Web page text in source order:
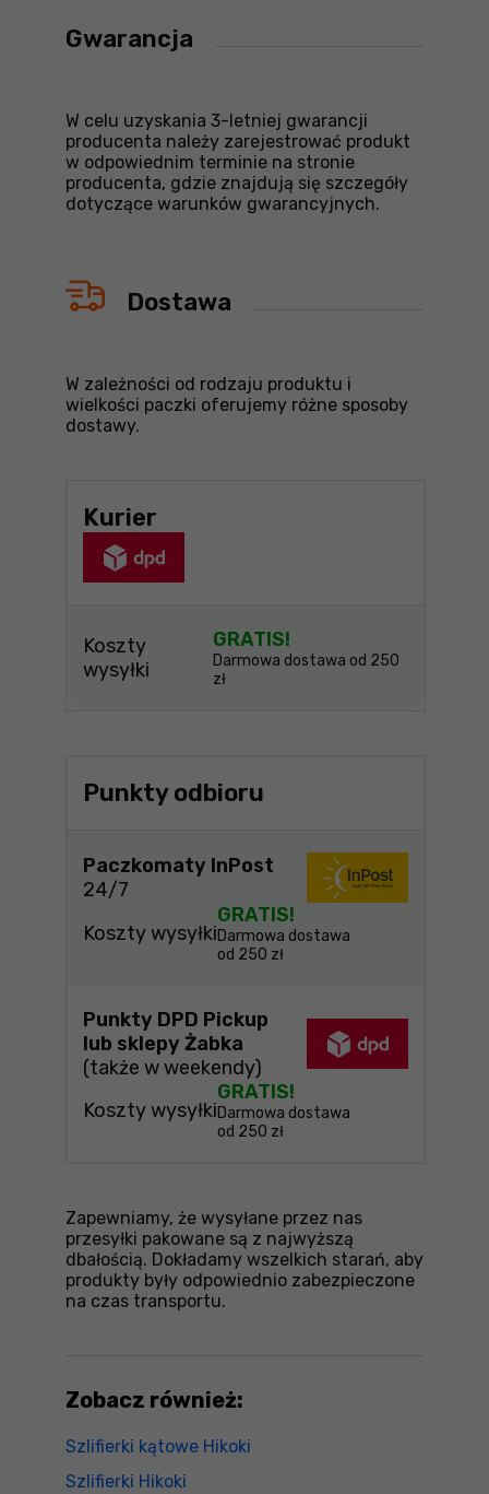
Gwarancja
W celu uzyskania 3-letniej gwarancji
producenta należy zarejestrować produkt
w odpowiednim terminie na stronie
producenta, gdzie znajdują się szczegóły
dotyczące warunków gwarancyjnych.
Dostawa
W zależności od rodzaju produktu i
wielkości paczki oferujemy różne sposoby
dostawy.
Kurier
Koszty
wysyłki
GRATIS!
Darmowa dostawa od 250
zł
Punkty odbioru
Paczkomaty InPost
24/7
Koszty wysyłki
GRATIS!
Darmowa dostawa
od 250 zł
Punkty DPD Pickup
lub sklepy Żabka
(także w weekendy)
Koszty wysyłki
GRATIS!
Darmowa dostawa
od 250 zł
Zapewniamy, że wysyłane przez nas
przesyłki pakowane są z najwyższą
dbałością. Dokładamy wszelkich starań, aby
produkty były odpowiednio zabezpieczone
na czas transportu.
Zobacz również:
Szlifierki kątowe Hikoki
Szlifierki Hikoki